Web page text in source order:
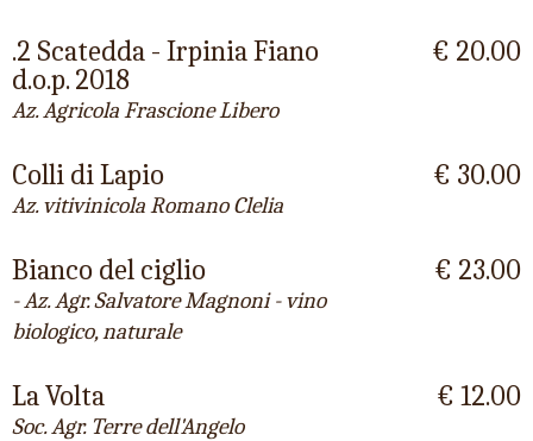
.2 Scatedda - Irpinia Fiano
d.o.p. 2018
Az. Agricola Frascione Libero
€ 20.00
Colli di Lapio
Az. vitivinicola Romano Clelia
€ 30.00
Bianco del ciglio
- Az. Agr. Salvatore Magnoni - vino
biologico, naturale
€ 23.00
La Volta
Soc. Agr. Terre dell'Angelo
€ 12.00